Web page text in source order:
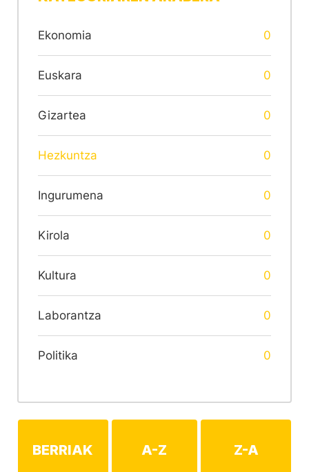
Ekonomia 0
Euskara 0
Gizartea 0
Hezkuntza 0
Ingurumena 0
Kirola 0
Kultura 0
Laborantza 0
Politika 0
BERRIAK A-Z Z-A